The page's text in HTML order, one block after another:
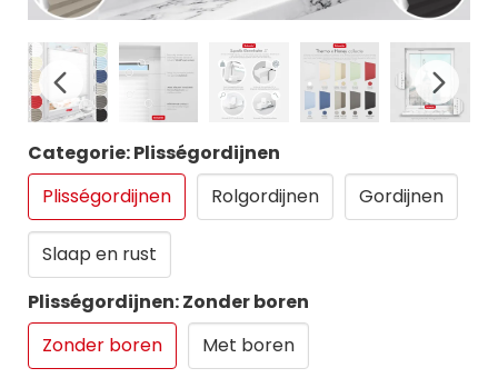
Categorie: Plisségordijnen
Plisségordijnen
Rolgordijnen Gordijnen
Slaap en rust
Plisségordijnen: Zonder boren
Zonder boren
Met boren